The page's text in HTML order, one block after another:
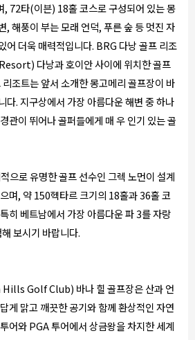
72타(이븐) 18홀 코스로 구성되어 있는 몽
, 해풍이 부는 모래 언덕, 푸른 숲 등 멋진 자
어 더욱 매력적입니다. BRG 다낭 골프 리조
다낭과 호이안 사이에 위치한 골프
조트는 앞서 소개한 몽고메리 골프장이 바
다. 지구상에서 가장 아름다운 해변 중 하나
관이 뛰어나 골퍼들에게 매 우 인기 있는 골
으로 유명한 골프 선수인 그렉 노먼이 설계
며, 약 150헥타르 크기의 18홀과 36홀 코
히 베트남에서 가장 아름다운 파 3를 자랑
보시기 바랍니다.
Hills Golf Club) 바나 힐 골프장은 산과 언
게 맑고 깨끗한 공기와 함께 환상적인 자연
어와 PGA 투어에서 상금왕을 차지한 세계